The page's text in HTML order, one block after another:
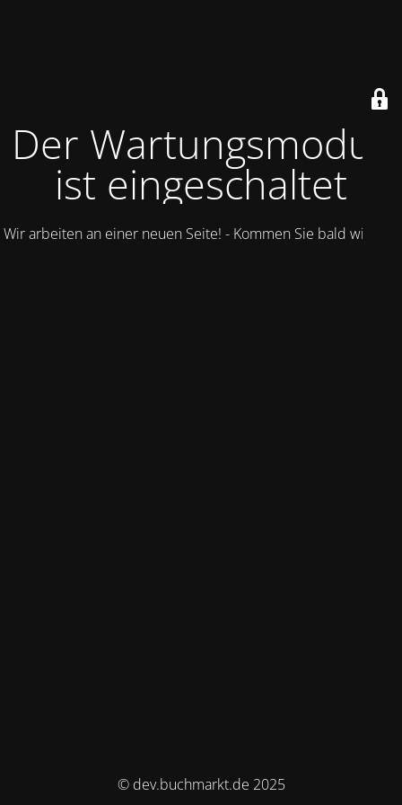
Der Wartungsmodus
ist eingeschaltet
Wir arbeiten an einer neuen Seite! - Kommen Sie bald wieder.
© dev.buchmarkt.de 2025